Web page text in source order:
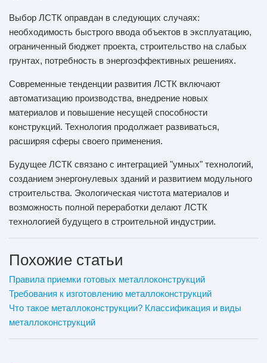
Выбор ЛСТК оправдан в следующих случаях:
необходимость быстрого ввода объектов в эксплуатацию,
ограниченный бюджет проекта, строительство на слабых
грунтах, потребность в энергоэффективных решениях.
Современные тенденции развития ЛСТК включают
автоматизацию производства, внедрение новых
материалов и повышение несущей способности
конструкций. Технология продолжает развиваться,
расширяя сферы своего применения.
Будущее ЛСТК связано с интеграцией "умных" технологий,
созданием энергонулевых зданий и развитием модульного
строительства. Экологическая чистота материалов и
возможность полной переработки делают ЛСТК
технологией будущего в строительной индустрии.
Похожие статьи
Правила приемки готовых металлоконструкций
Требования к изготовлению металлоконструкций
Что такое металлоконструкции? Классификация и виды
металлоконструкций